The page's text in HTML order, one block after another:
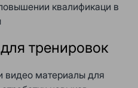
квалификаци в
тренировок
видео материалы для